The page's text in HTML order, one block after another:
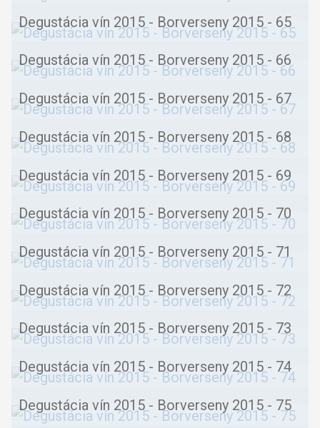
Degustácia vín 2015 - Borverseny 2015 - 65
Degustácia vín 2015 - Borverseny 2015 - 66
Degustácia vín 2015 - Borverseny 2015 - 67
Degustácia vín 2015 - Borverseny 2015 - 68
Degustácia vín 2015 - Borverseny 2015 - 69
Degustácia vín 2015 - Borverseny 2015 - 70
Degustácia vín 2015 - Borverseny 2015 - 71
Degustácia vín 2015 - Borverseny 2015 - 72
Degustácia vín 2015 - Borverseny 2015 - 73
Degustácia vín 2015 - Borverseny 2015 - 74
Degustácia vín 2015 - Borverseny 2015 - 75